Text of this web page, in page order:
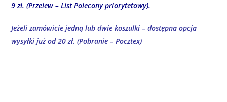
9 zł. (Przelew – List Polecony priorytetowy).
Jeżeli zamówicie jedną lub dwie koszulki – dostępna opcja
wysyłki już od 20 zł. (Pobranie – Pocztex)